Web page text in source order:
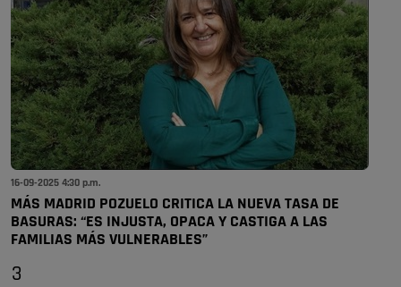
16-09-2025 4:30 p.m.
MÁS MADRID POZUELO CRITICA LA NUEVA TASA DE
BASURAS: “ES INJUSTA, OPACA Y CASTIGA A LAS
FAMILIAS MÁS VULNERABLES”
3